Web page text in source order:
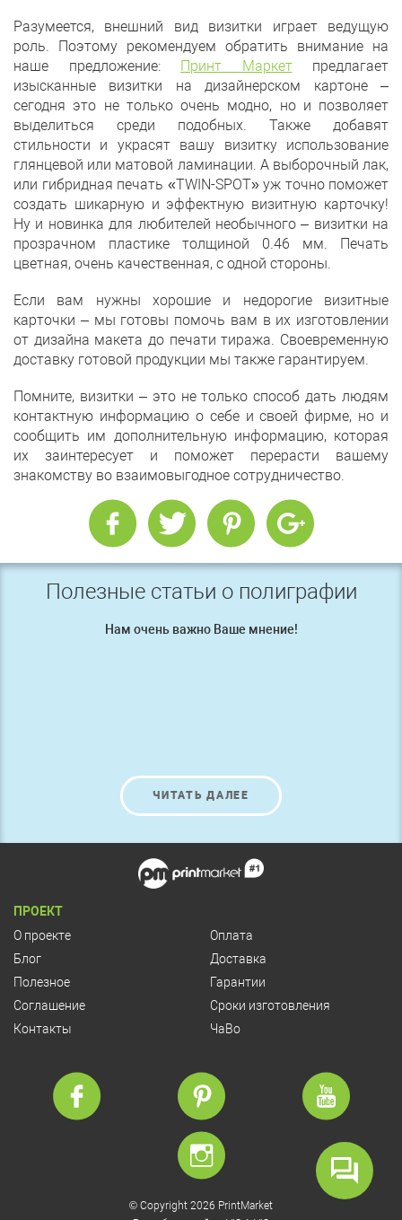
Разумеется, внешний вид визитки играет ведущую
роль. Поэтому рекомендуем обратить внимание на
наше предложение:
Принт Маркетпредлагает
изысканные визитки на дизайнерском картоне –
сегодня это не только очень модно, но и позволяет
выделиться среди подобных. Также добавят
стильности и украсят вашу визитку использование
глянцевой или матовой ламинации. А выборочный лак,
или гибридная печать «TWIN-SPOT» уж точно поможет
создать шикарную и эффектную визитную карточку!
Ну и новинка для любителей необычного – визитки на
прозрачном пластике толщиной 0.46 мм. Печать
цветная, очень качественная, с одной стороны.
Если вам нужны хорошие и недорогие визитные
карточки – мы готовы помочь вам в их изготовлении
от дизайна макета до печати тиража. Своевременную
доставку готовой продукции мы также гарантируем.
Помните, визитки – это не только способ дать людям
контактную информацию о себе и своей фирме, но и
сообщить им дополнительную информацию, которая
их заинтересует и поможет перерасти вашему
знакомству во взаимовыгодное сотрудничество.
Полезные статьи о полиграфии
Нам очень важно Ваше мнение!
ЧИТАТЬ ДАЛЕЕ
ПРОЕКТ
О проекте
Блог
Полезное
Соглашение
Контакты
Оплата
Доставка
Гарантии
Сроки изготовления
ЧаВо
© Copyright 2026 PrintMarket